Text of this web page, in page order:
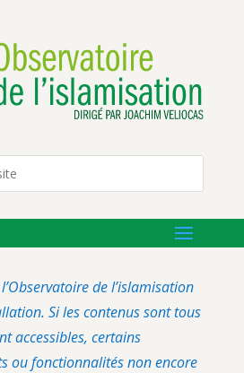
de l’islamisation
Si les contenus sont tous
accessibles, certains
ou fonctionnalités non encore